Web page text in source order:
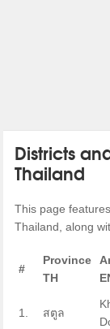
Districts
Thailand
This page
Thailand, along
#
Province
TH
1. สตูล